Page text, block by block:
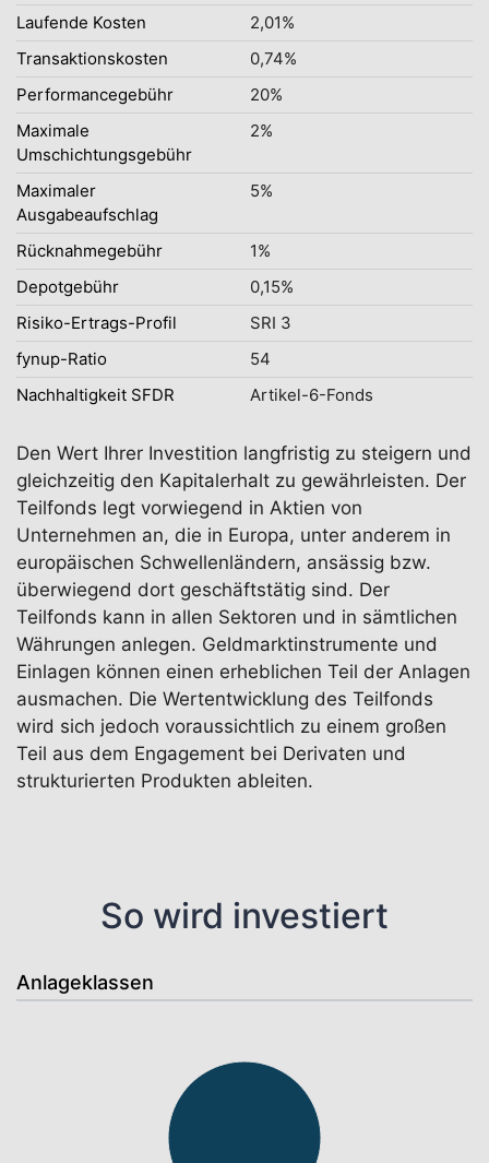
Laufende Kosten
2,01%
Transaktionskosten
0,74%
Performancegebühr
20%
Maximale
Umschichtungsgebühr
2%
Maximaler
Ausgabeaufschlag
5%
Rücknahmegebühr
1%
Depotgebühr
0,15%
Risiko-Ertrags-Profil
SRI 3
fynup-Ratio
54
Nachhaltigkeit SFDR
Artikel-6-Fonds
Den Wert Ihrer Investition langfristig zu steigern und
gleichzeitig den Kapitalerhalt zu gewährleisten. Der
Teilfonds legt vorwiegend in Aktien von
Unternehmen an, die in Europa, unter anderem in
europäischen Schwellenländern, ansässig bzw.
überwiegend dort geschäftstätig sind. Der
Teilfonds kann in allen Sektoren und in sämtlichen
Währungen anlegen. Geldmarktinstrumente und
Einlagen können einen erheblichen Teil der Anlagen
ausmachen. Die Wertentwicklung des Teilfonds
wird sich jedoch voraussichtlich zu einem großen
Teil aus dem Engagement bei Derivaten und
strukturierten Produkten ableiten.
So wird investiert
Anlageklassen